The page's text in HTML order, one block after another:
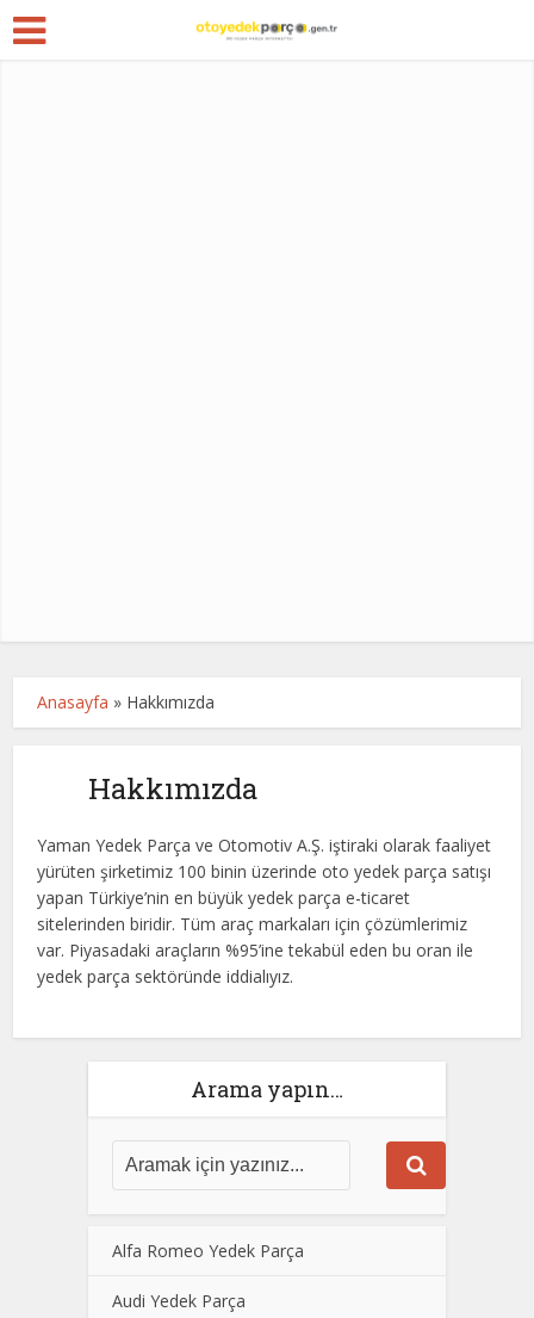
Anasayfa » Hakkımızda
Hakkımızda
Yaman Yedek Parça ve Otomotiv A.Ş. iştiraki olarak faaliyet
yürüten şirketimiz 100 binin üzerinde oto yedek parça satışı
yapan Türkiye’nin en büyük yedek parça e-ticaret
sitelerinden biridir. Tüm araç markaları için çözümlerimiz
var. Piyasadaki araçların %95’ine tekabül eden bu oran ile
yedek parça sektöründe iddialıyız.
Arama yapın…
Alfa Romeo Yedek Parça
Audi Yedek Parça